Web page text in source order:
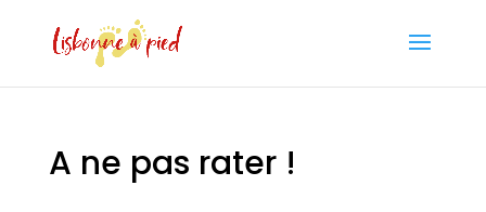
A ne pas rater !